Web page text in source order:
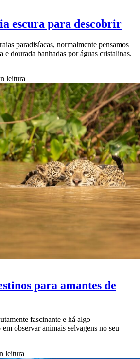
escura para descobrir
paradisíacas, normalmente pensamos
e dourada banhadas por águas cristalinas.
leitura
para amantes de
fascinante e há algo
observar animais selvagens no seu
leitura